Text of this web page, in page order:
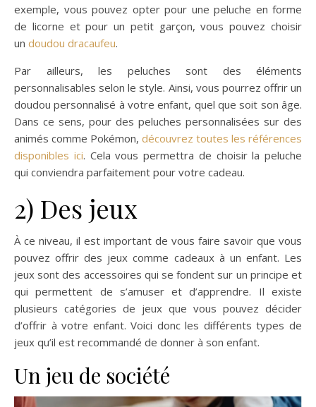
exemple, vous pouvez opter pour une peluche en forme
de licorne et pour un petit garçon, vous pouvez choisir
un doudou dracaufeu.
Par ailleurs, les peluches sont des éléments
personnalisables selon le style. Ainsi, vous pourrez offrir un
doudou personnalisé à votre enfant, quel que soit son âge.
Dans ce sens, pour des peluches personnalisées sur des
animés comme Pokémon, découvrez toutes les références
disponibles ici. Cela vous permettra de choisir la peluche
qui conviendra parfaitement pour votre cadeau.
2) Des jeux
À ce niveau, il est important de vous faire savoir que vous
pouvez offrir des jeux comme cadeaux à un enfant. Les
jeux sont des accessoires qui se fondent sur un principe et
qui permettent de s’amuser et d’apprendre. Il existe
plusieurs catégories de jeux que vous pouvez décider
d’offrir à votre enfant. Voici donc les différents types de
jeux qu’il est recommandé de donner à son enfant.
Un jeu de société